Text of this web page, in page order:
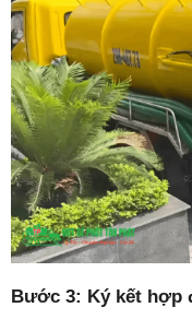
Bước 3: Ký kết hợp